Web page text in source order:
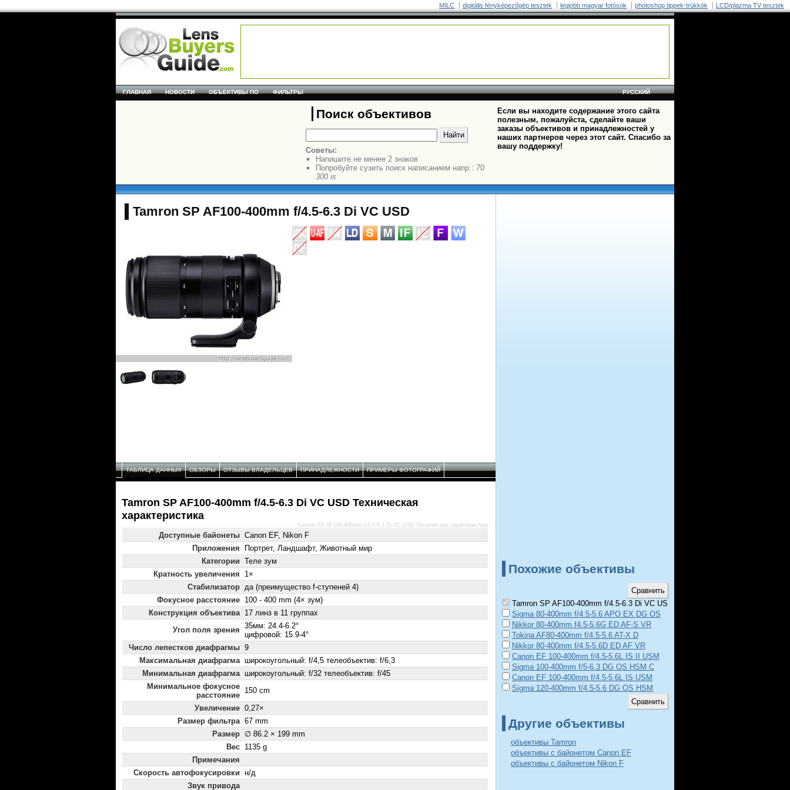
MILC digitális fényképezõgép tesztek legjobb magyar fotósok photoshop tippek-trükkök LCD/plazma TV tesztek
РУССКИЙ
ГЛАВНАЯ НОВОСТИ ОБЪЕКТИВЫ ПО ФИЛЬТРЫ
Поиск объективов
Советы:
Напишите не менее 2 знаков
Попробуйте сузить поиск написанием напр.: 70
300 is
Если вы находите содержание этого сайта
полезным, пожалуйста, сделайте ваши
заказы объективов и принадлежностей у
наших партнеров через этот сайт. Спасибо за
вашу поддержку!
Tamron SP AF100-400mm f/4.5-6.3 Di VC USD
ТАБЛИЦА ДАННЫХ ОБЗОРЫ ОТЗЫВЫ ВЛАДЕЛЬЦЕВ ПРИНАДЛЕЖНОСТИ ПРИМЕРЫ ФОТОГРАФИЙ
Tamron SP AF100-400mm f/4.5-6.3 Di VC USD Техническая
характеристика
Доступные байонеты Canon EF, Nikon F
Приложения
Портрет, Ландшафт, Животный мир
Категории Теле зум
Кратность увеличения
1×
Стабилизатор да (преимущество f-ступеней 4)
Фокусное расстояние 100 - 400 mm (4× зум)
Конструкция объектива 17 линз в 11 группах
Угол поля зрения 35мм: 24.4-6.2°
цифровой: 15.9-4°
Число лепестков диафрагмы 9
Максимальная диафрагма широкоугольный: f/4,5 телеобъектив: f/6,3
Минимальная диафрагма широкоугольный: f/32 телеобъектив: f/45
Минимальное фокусное
расстояние
150 cm
Увеличение 0,27×
Размер фильтра 67 mm
Размер ∅ 86.2 × 199 mm
Вес 1135 g
Примечания
Скорость автофокусировки н/д
Звук привода
Tamron SP AF100-400mm f/4.5-6.3 Di VC USD Техническая характеристика
Похожие объективы
Tamron SP AF100-400mm f/4.5-6.3 Di VC USD
Sigma 80-400mm f/4.5-5.6 APO EX DG OS
Nikkor 80-400mm f4.5-5.6G ED AF-S VR
Tokina AF80-400mm f/4.5-5.6 AT-X D
Nikkor 80-400mm f/4.5-5.6D ED AF VR
Canon EF 100-400mm f/4.5-5.6L IS II USM
Sigma 100-400mm f/5-6.3 DG OS HSM C
Canon EF 100-400mm f/4.5-5.6L IS USM
Sigma 120-400mm f/4.5-5.6 DG OS HSM
Другие объективы
объективы Tamron
объективы с байонетом Canon EF
объективы с байонетом Nikon F